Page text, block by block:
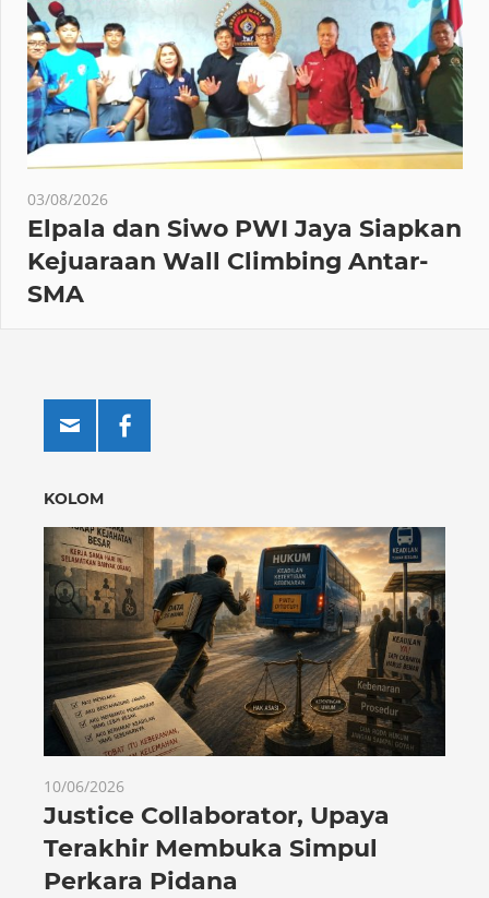
03/08/2026
Elpala dan Siwo PWI Jaya Siapkan
Kejuaraan Wall Climbing Antar-
SMA
KOLOM
10/06/2026
Justice Collaborator, Upaya
Terakhir Membuka Simpul
Perkara Pidana